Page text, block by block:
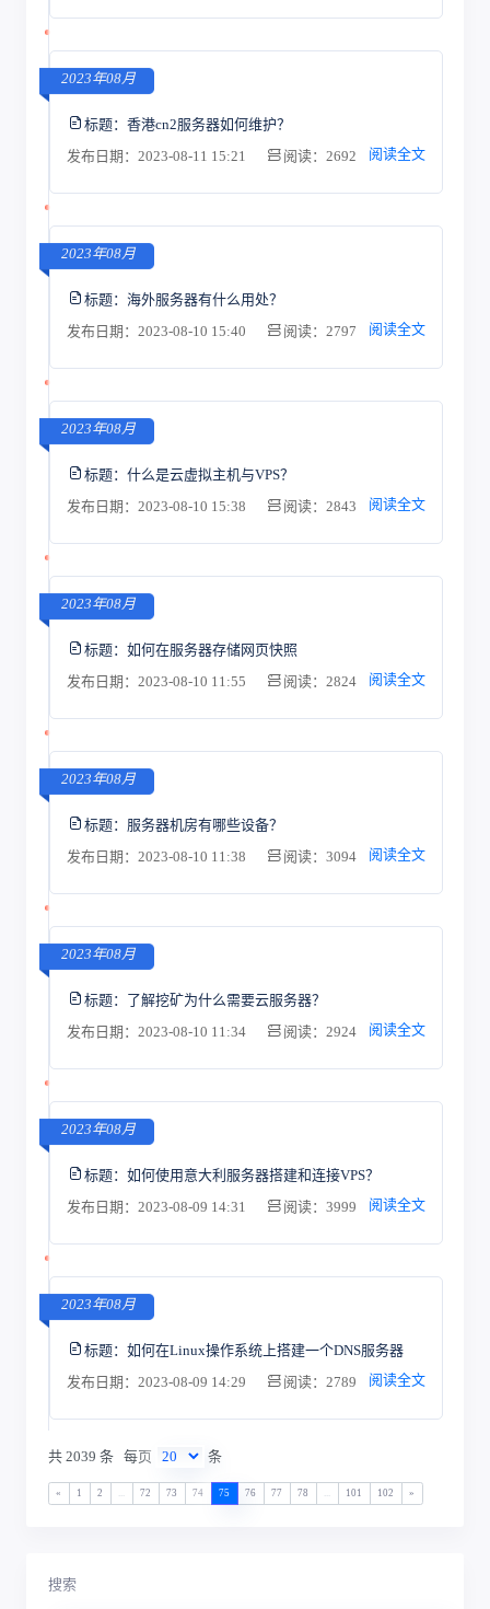
2023年08月
标题： 香港cn2服务器如何维护？
发布日期：2023-08-11 15:21
阅读：2692 阅读全文
2023年08月
标题： 海外服务器有什么用处？
发布日期：2023-08-10 15:40
阅读：2797 阅读全文
2023年08月
标题： 什么是云虚拟主机与VPS？
发布日期：2023-08-10 15:38
阅读：2843 阅读全文
2023年08月
标题： 如何在服务器存储网页快照
发布日期：2023-08-10 11:55
阅读：2824 阅读全文
2023年08月
标题： 服务器机房有哪些设备？
发布日期：2023-08-10 11:38
阅读：3094 阅读全文
2023年08月
标题： 了解挖矿为什么需要云服务器？
发布日期：2023-08-10 11:34
阅读：2924 阅读全文
2023年08月
标题： 如何使用意大利服务器搭建和连接VPS？
发布日期：2023-08-09 14:31
阅读：3999 阅读全文
2023年08月
标题： 如何在Linux操作系统上搭建一个DNS服务器
发布日期：2023-08-09 14:29
阅读：2789 阅读全文
共 2039 条 每页 条
« 1 2 72 73 74 75 76 77 78 101 102 »
搜索